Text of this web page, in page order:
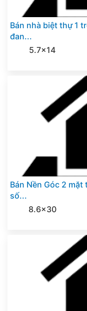
Bán nhà biệt thự 1
đan...
5.7x14
Bán Nền Góc 2
số...
8.6x30